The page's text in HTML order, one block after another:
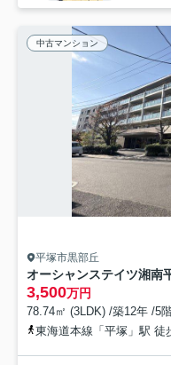
中古マンション
平塚市黒部丘
オーシャンステイツ湘南
3,500万円
78.74㎡ (3LDK) /築12年 /5
東海道本線「平塚」駅 徒